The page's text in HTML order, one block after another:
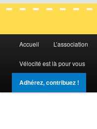
Vélocité
La mobilité en toute simplicité
Aller
au
contenu
Aller
au
contenu
Accueil L’association
Vélocité est là pour vous
Adhérez, contribuez !